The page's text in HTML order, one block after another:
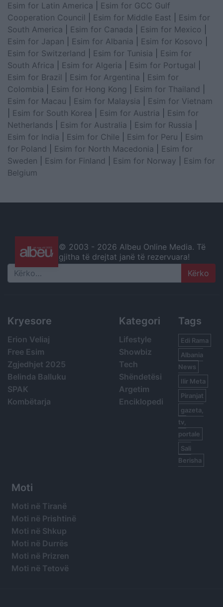
Esim for Latin America
Esim for GCC Gulf
Cooperation Council
Esim for Middle East
Esim for
South America
Esim for Canada Esim for Mexico
Esim for Japan
Esim for Albania Esim for Kosovo
Esim for Switzerland
Esim for Tunisia
Esim for
South Africa
Esim for Algeria Esim for Portugal
Esim for Brazil
Esim for Argentina
Esim for
Colombia
Esim for Hong Kong Esim for Thailand
Esim for Macau
Esim for Malaysia
Esim for Vietnam
Esim for South Korea Esim for Austria
Esim for
Netherlands
Esim for Australia Esim for Russia
Esim for India
Esim for Chile Esim for Peru
Esim
for Poland
Esim for North Macedonia
Esim for
Sweden
Esim for Finland Esim for Norway
Esim for
Belgium
© 2003 - 2026 Albeu Online Media. Të
gjitha të drejtat janë të rezervuara!
Search
Kryesore
Erion Veliaj
Free Esim
Zgjedhjet 2025
Belinda Balluku
SPAK
Kombëtarja
Kategori
Lifestyle
Showbiz
Tech
Shëndetësi
Argetim
Enciklopedi
Tags
Edi Rama
Albania
News
Ilir Meta
Piranjat
gazeta,
tv,
portale
Sali
Berisha
Moti
Moti në Tiranë
Moti në Prishtinë
Moti në Shkup
Moti në Durrës
Moti në Prizren
Moti në Tetovë